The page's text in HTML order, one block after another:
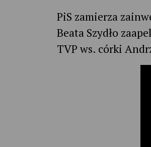
PiS zamierza
Beata Szydło
TVP ws. córki